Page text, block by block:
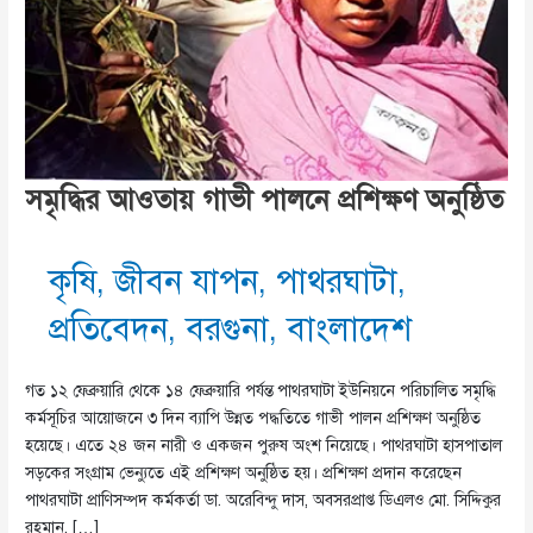
সমৃদ্ধির আওতায় গাভী পালনে প্রশিক্ষণ অনুষ্ঠিত
কৃষি,জীবন যাপন, পাথরঘাটা,
প্রতিবেদন,বরগুনা,বাংলাদেশ
গত ১২ ফেব্রুয়ারি থেকে ১৪ ফেব্রুয়ারি পর্যন্ত পাথরঘাটা ইউনিয়নে পরিচালিত সমৃদ্ধি
কর্মসূচির আয়োজনে ৩ দিন ব্যাপি উন্নত পদ্ধতিতে গাভী পালন প্রশিক্ষণ অনুষ্ঠিত
হয়েছে। এতে ২৪ জন নারী ও একজন পুরুষ অংশ নিয়েছে। পাথরঘাটা হাসপাতাল
সড়কের সংগ্রাম ভেন্যুতে এই প্রশিক্ষণ অনুষ্ঠিত হয়। প্রশিক্ষণ প্রদান করেছেন
পাথরঘাটা প্রাণিসম্পদ কর্মকর্তা ডা. অরেবিন্দু দাস, অবসরপ্রাপ্ত ডিএলও মো. সিদ্দিকুর
রহমান, […]